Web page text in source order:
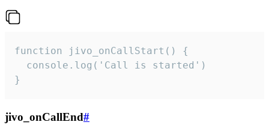
function jivo_onCallStart() {
  console.log('Call is started')
}
jivo_onCallEnd#